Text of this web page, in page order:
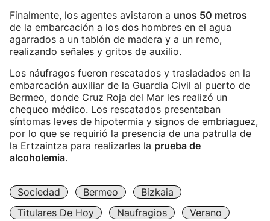
Finalmente, los agentes avistaron a unos 50 metros
de la embarcación a los dos hombres en el agua
agarrados a un tablón de madera y a un remo,
realizando señales y gritos de auxilio.
Los náufragos fueron rescatados y trasladados en la
embarcación auxiliar de la Guardia Civil al puerto de
Bermeo, donde Cruz Roja del Mar les realizó un
chequeo médico. Los rescatados presentaban
síntomas leves de hipotermia y signos de embriaguez,
por lo que se requirió la presencia de una patrulla de
la Ertzaintza para realizarles la prueba de
alcoholemia.
Sociedad Bermeo
Bizkaia
Titulares De Hoy
Naufragios
Verano